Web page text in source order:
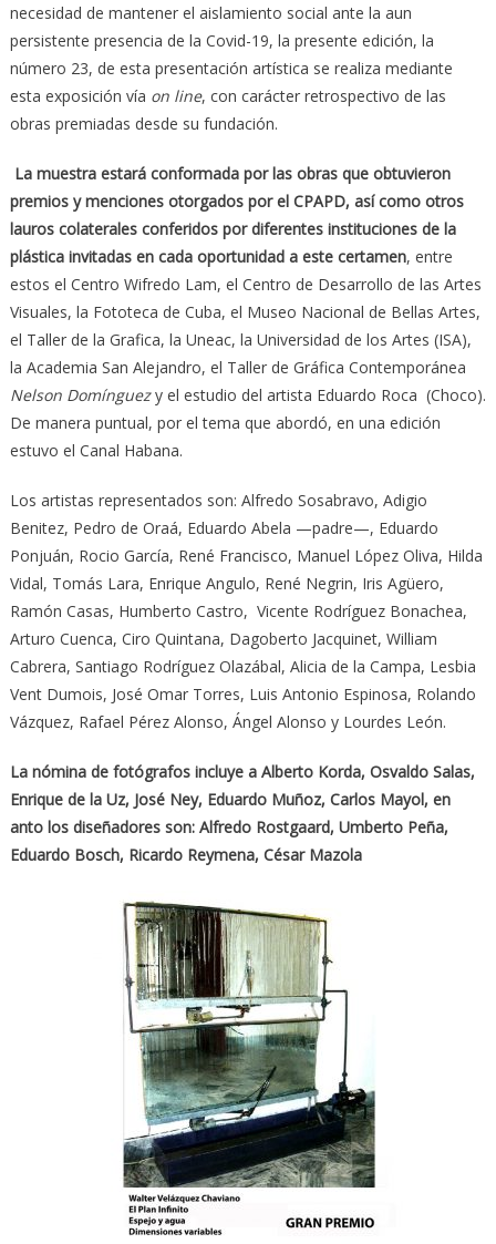
necesidad de mantener el aislamiento social ante la aun
persistente presencia de la Covid-19, la presente edición, la
número 23, de esta presentación artística se realiza mediante
esta exposición vía on line, con carácter retrospectivo de las
obras premiadas desde su fundación.
La muestra estará conformada por las obras que obtuvieron
premios y menciones otorgados por el CPAPD, así como otros
lauros colaterales conferidos por diferentes instituciones de la
plástica invitadas en cada oportunidad a este certamen, entre
estos el Centro Wifredo Lam, el Centro de Desarrollo de las Artes
Visuales, la Fototeca de Cuba, el Museo Nacional de Bellas Artes,
el Taller de la Grafica, la Uneac, la Universidad de los Artes (ISA),
la Academia San Alejandro, el Taller de Gráfica Contemporánea
Nelson Domínguezy el estudio del artista Eduardo Roca (Choco).
De manera puntual, por el tema que abordó, en una edición
estuvo el Canal Habana.
Los artistas representados son: Alfredo Sosabravo, Adigio
Benitez, Pedro de Oraá, Eduardo Abela —padre—, Eduardo
Ponjuán, Rocio García, René Francisco, Manuel López Oliva, Hilda
Vidal, Tomás Lara, Enrique Angulo, René Negrin, Iris Agüero,
Ramón Casas, Humberto Castro, Vicente Rodríguez Bonachea,
Arturo Cuenca, Ciro Quintana, Dagoberto Jacquinet, William
Cabrera, Santiago Rodríguez Olazábal, Alicia de la Campa, Lesbia
Vent Dumois, José Omar Torres, Luis Antonio Espinosa, Rolando
Vázquez, Rafael Pérez Alonso, Ángel Alonso y Lourdes León.
La nómina de fotógrafos incluye a Alberto Korda, Osvaldo Salas,
Enrique de la Uz, José Ney, Eduardo Muñoz, Carlos Mayol, en
anto los diseñadores son: Alfredo Rostgaard, Umberto Peña,
Eduardo Bosch, Ricardo Reymena, César Mazola